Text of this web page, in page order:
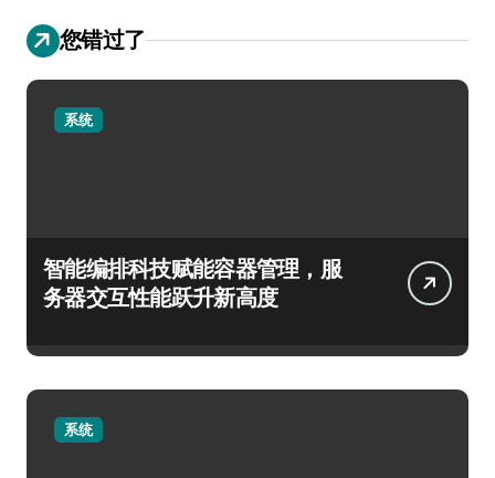
您错过了
系统
智能编排科技赋能容器管理，服
务器交互性能跃升新高度
系统